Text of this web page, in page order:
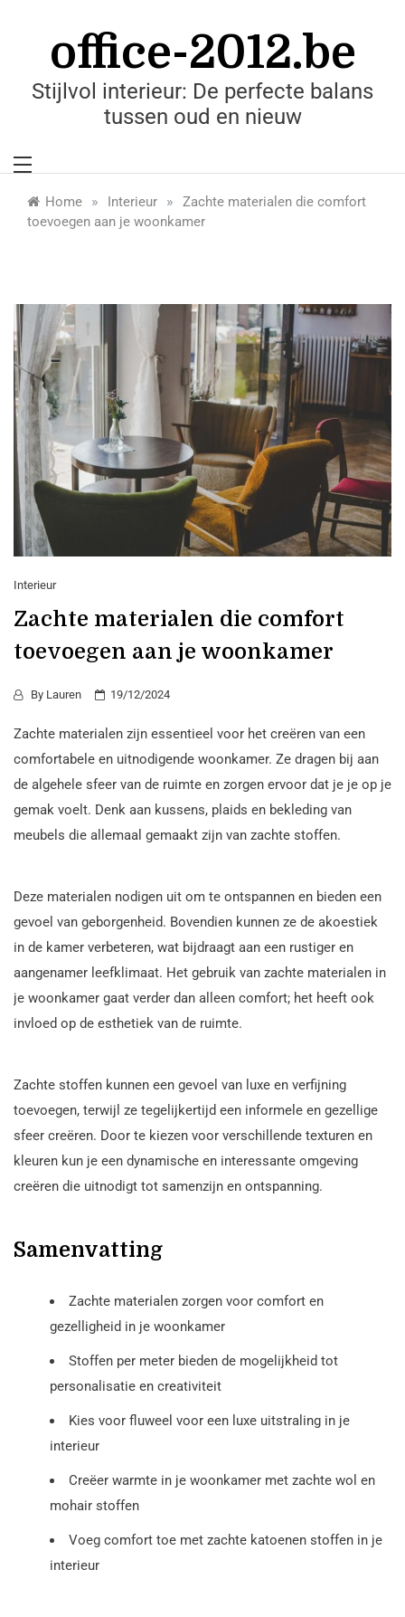
office-2012.be
Stijlvol interieur: De perfecte balans
tussen oud en nieuw
Home » Interieur »
Zachte materialen die comfort
toevoegen aan je woonkamer
Interieur
Zachte materialen die comfort
toevoegen aan je woonkamer
By Lauren 19/12/2024
Zachte materialen zijn essentieel voor het creëren van een
comfortabele en uitnodigende woonkamer. Ze dragen bij aan
de algehele sfeer van de ruimte en zorgen ervoor dat je je op je
gemak voelt. Denk aan kussens, plaids en bekleding van
meubels die allemaal gemaakt zijn van zachte stoffen.
Deze materialen nodigen uit om te ontspannen en bieden een
gevoel van geborgenheid. Bovendien kunnen ze de akoestiek
in de kamer verbeteren, wat bijdraagt aan een rustiger en
aangenamer leefklimaat. Het gebruik van zachte materialen in
je woonkamer gaat verder dan alleen comfort; het heeft ook
invloed op de esthetiek van de ruimte.
Zachte stoffen kunnen een gevoel van luxe en verfijning
toevoegen, terwijl ze tegelijkertijd een informele en gezellige
sfeer creëren. Door te kiezen voor verschillende texturen en
kleuren kun je een dynamische en interessante omgeving
creëren die uitnodigt tot samenzijn en ontspanning.
Samenvatting
Zachte materialen zorgen voor comfort en
gezelligheid in je woonkamer
Stoffen per meter bieden de mogelijkheid tot
personalisatie en creativiteit
Kies voor fluweel voor een luxe uitstraling in je
interieur
Creëer warmte in je woonkamer met zachte wol en
mohair stoffen
Voeg comfort toe met zachte katoenen stoffen in je
interieur